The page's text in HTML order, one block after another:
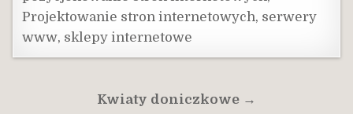
Projektowanie stron internetowych, serwery
www, sklepy internetowe
NawigacjaKwiaty doniczkowe →